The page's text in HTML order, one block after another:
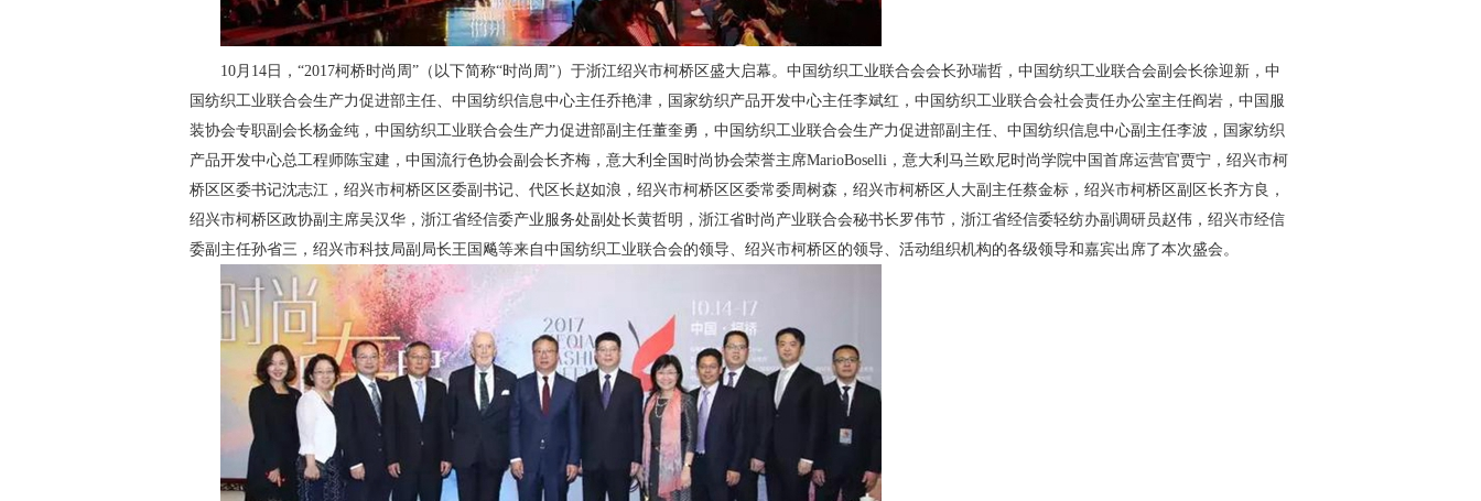
10月14日，“2017柯桥时尚周”（以下简称“时尚周”）于浙江绍兴市柯桥区盛大启幕。中国纺织工业联合会会长孙瑞哲，中国纺织工业联合会副会长徐迎新，中
国纺织工业联合会生产力促进部主任、中国纺织信息中心主任乔艳津，国家纺织产品开发中心主任李斌红，中国纺织工业联合会社会责任办公室主任阎岩，中国服
装协会专职副会长杨金纯，中国纺织工业联合会生产力促进部副主任董奎勇，中国纺织工业联合会生产力促进部副主任、中国纺织信息中心副主任李波，国家纺织
产品开发中心总工程师陈宝建，中国流行色协会副会长齐梅，意大利全国时尚协会荣誉主席MarioBoselli，意大利马兰欧尼时尚学院中国首席运营官贾宁，绍兴市柯
桥区区委书记沈志江，绍兴市柯桥区区委副书记、代区长赵如浪，绍兴市柯桥区区委常委周树森，绍兴市柯桥区人大副主任蔡金标，绍兴市柯桥区副区长齐方良，
绍兴市柯桥区政协副主席吴汉华，浙江省经信委产业服务处副处长黄哲明，浙江省时尚产业联合会秘书长罗伟节，浙江省经信委轻纺办副调研员赵伟，绍兴市经信
委副主任孙省三，绍兴市科技局副局长王国飚等来自中国纺织工业联合会的领导、绍兴市柯桥区的领导、活动组织机构的各级领导和嘉宾出席了本次盛会。